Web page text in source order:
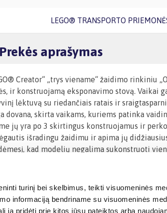
turinį bei skelbimus, teikti visuomeninės
informaciją bendriname su visuomeninės
ją pridėti prie kitos jūsų pateiktos arba
LEGO® TRANSPORTO
Prekės aprašymas
Creator“ „trys viename“ žaidimo rinkiniu
ir konstruojamą eksponavimo stovą. Vaikai
lėktuvą su riedančiais ratais ir
skirta vaikams, kuriems patinka
jų yra po 3 skirtingus konstruojamus ir
išradingu žaidimu ir apima jų
kad modelių negalima sukonstruoti